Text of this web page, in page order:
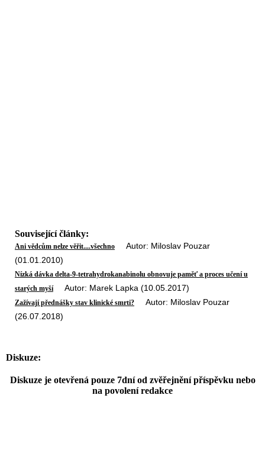
Související články:
Ani vědcům nelze věřit....všechno Autor: Miloslav Pouzar
(01.01.2010)
Nízká dávka delta-9-tetrahydrokanabinolu obnovuje paměť a proces učení u
starých myšíAutor: Marek Lapka (10.05.2017)
Zažívají přednášky stav klinické smrti? Autor: Miloslav Pouzar
(26.07.2018)
Diskuze:
Diskuze je otevřená pouze 7dní od zvěřejnění příspěvku nebo
na povolení redakce